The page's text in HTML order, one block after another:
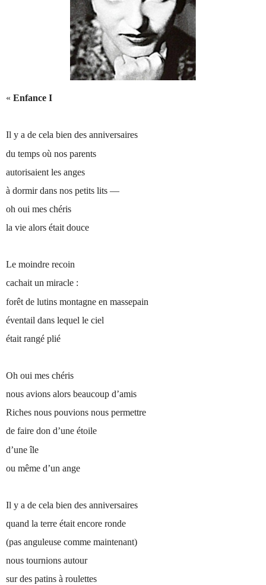
«Enfance I
Il y a de cela bien des anniversaires
du temps où nos parents
autorisaient les anges
à dormir dans nos petits lits —
oh oui mes chéris
la vie alors était douce
Le moindre recoin
cachait un miracle :
forêt de lutins montagne en massepain
éventail dans lequel le ciel
était rangé plié
Oh oui mes chéris
nous avions alors beaucoup d’amis
Riches nous pouvions nous permettre
de faire don d’une étoile
d’une île
ou même d’un ange
Il y a de cela bien des anniversaires
quand la terre était encore ronde
(pas anguleuse comme maintenant)
nous tournions autour
sur des patins à roulettes